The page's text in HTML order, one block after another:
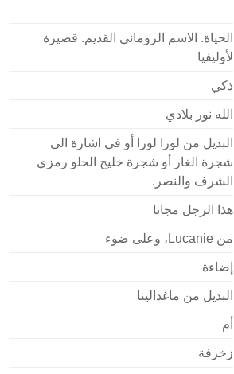
الحياة. الاسم الروماني القديم. قصيرة
لأوليفيا
ذكي
الله نور بلادي
البديل من لورا لورا أو في اشارة الى
شجرة الغار أو شجرة خليج الحلو رمزي
الشرف والنصر.
هذا الرجل مجانا
من Lucanie، وعلى ضوء
إضاءة
البديل من ماغدالينا
أم
زخرفة